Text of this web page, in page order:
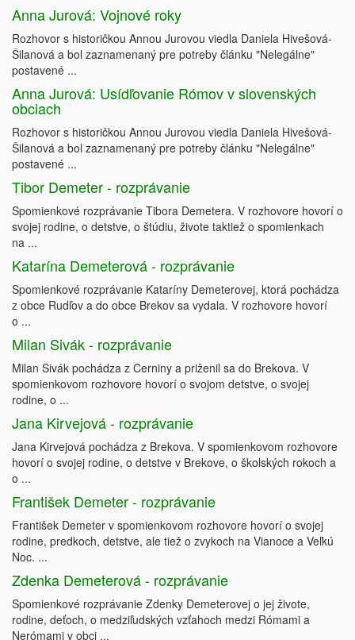
Anna Jurová: Vojnové roky
Rozhovor s historičkou Annou Jurovou viedla Daniela Hivešová-
Šilanová a bol zaznamenaný pre potreby článku "Nelegálne"
postavené ...
Anna Jurová: Usídľovanie Rómov v slovenských
obciach
Rozhovor s historičkou Annou Jurovou viedla Daniela Hivešová-
Šilanová a bol zaznamenaný pre potreby článku "Nelegálne"
postavené ...
Tibor Demeter - rozprávanie
Spomienkové rozprávanie Tibora Demetera. V rozhovore hovorí o
svojej rodine, o detstve, o štúdiu, živote taktiež o spomienkach
na ...
Katarína Demeterová - rozprávanie
Spomienkové rozprávanie Kataríny Demeterovej, ktorá pochádza
z obce Rudľov a do obce Brekov sa vydala. V rozhovore hovorí
o ...
Milan Sivák - rozprávanie
Milan Sivák pochádza z Cerniny a priženil sa do Brekova. V
spomienkovom rozhovore hovorí o svojom detstve, o svojej
rodine, o ...
Jana Kirvejová - rozprávanie
Jana Kirvejová pochádza z Brekova. V spomienkovom rozhovore
hovorí o svojej rodine, o detstve v Brekove, o školských rokoch a
o ...
František Demeter - rozprávanie
František Demeter v spomienkovom rozhovore hovorí o svojej
rodine, predkoch, detstve, ale tiež o zvykoch na Vianoce a Veľkú
Noc. ...
Zdenka Demeterová - rozprávanie
Spomienkové rozprávanie Zdenky Demeterovej o jej živote,
rodine, deťoch, o medziľudských vzťahoch medzi Rómami a
Nerómami v obci ...